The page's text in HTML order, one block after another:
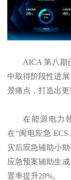
AICA 第八期
中取得阶段性进
景痛点，打造出
在能源电力
在“闽电应急
灾后应急辅助小
应急预案辅助生
置率提升20%。